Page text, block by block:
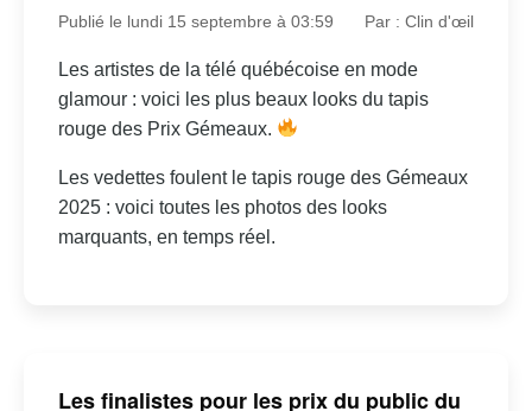
Publié le lundi 15 septembre à 03:59 Par : Clin d'œil
Les artistes de la télé québécoise en mode
glamour : voici les plus beaux looks du tapis
rouge des Prix Gémeaux.
Les vedettes foulent le tapis rouge des Gémeaux
2025 : voici toutes les photos des looks
marquants, en temps réel.
Les finalistes pour les prix du public du